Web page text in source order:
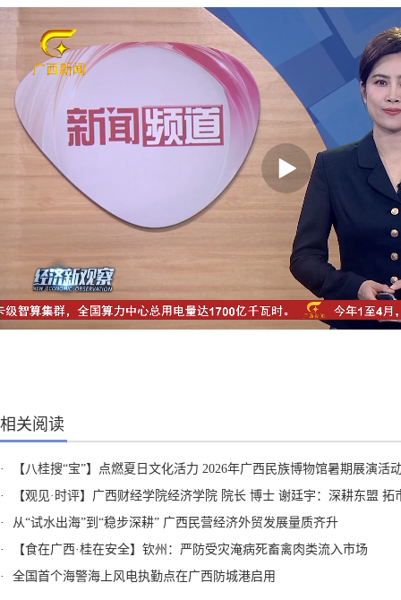
相关阅读
·
【八桂搜“宝”】点燃夏日文化活力 2026年广西民族博物馆暑期展演活
·
【观见·时评】广西财经学院经济学院 院长 博士 谢廷宇：深耕东盟 拓市全球 广西民企向海正当
·
从“试水出海”到“稳步深耕” 广西民营经济外贸发展量质齐升
·
【食在广西·桂在安全】钦州：严防受灾淹病死畜禽肉类流入市场
·
全国首个海警海上风电执勤点在广西防城港启用